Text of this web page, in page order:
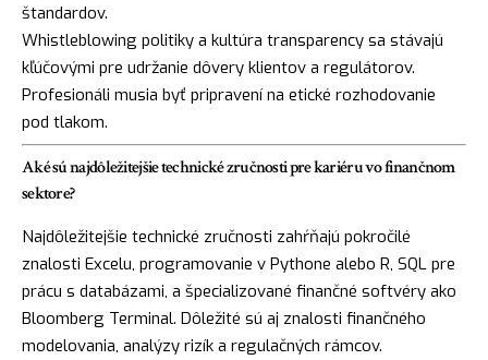
štandardov.
Whistleblowing politiky a kultúra transparency sa stávajú
kľúčovými pre udržanie dôvery klientov a regulátorov.
Profesionáli musia byť pripravení na etické rozhodovanie
pod tlakom.
Aké sú najdôležitejšie technické zručnosti pre kariéru vo finančnom
sektore?
Najdôležitejšie technické zručnosti zahŕňajú pokročilé
znalosti Excelu, programovanie v Pythone alebo R, SQL pre
prácu s databázami, a špecializované finančné softvéry ako
Bloomberg Terminal. Dôležité sú aj znalosti finančného
modelovania, analýzy rizík a regulačných rámcov.